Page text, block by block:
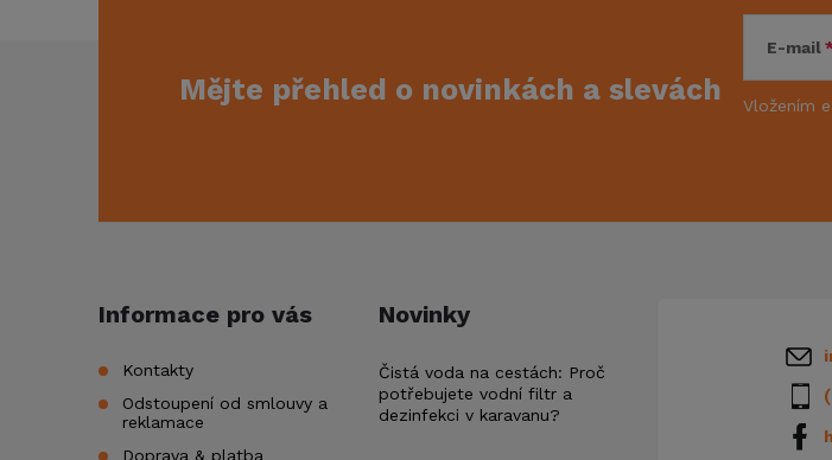
Mějte přehled o novinkách a slevách
E-mail
Vložením
Informace pro vás
Kontakty
Odstoupení od smlouvy a
reklamace
Doprava & platba
Novinky
Čistá voda na cestách: Proč
potřebujete vodní filtr a
dezinfekci v karavanu?